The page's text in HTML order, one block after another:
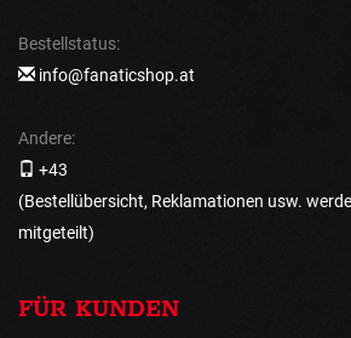
Bestellstatus:
info@fanaticshop.at
Andere:
+43
(Bestellübersicht, Reklamationen usw.
mitgeteilt)
FÜR KUNDEN